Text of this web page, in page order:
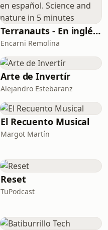
Terranauts - En inglés y en español. Science and nature in 5 minutes
Encarni Remolina
Arte de Invertír
Alejandro Estebaranz
El Recuento Musical
Margot Martín
Reset
TuPodcast